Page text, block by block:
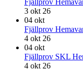
3 okt 26
04 okt
Fjällprov
4 okt 26
04 okt
Fjällprov SKL
4 okt 26